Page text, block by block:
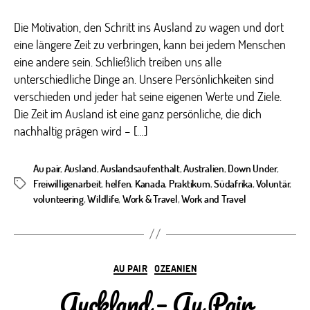
Die Motivation, den Schritt ins Ausland zu wagen und dort
eine längere Zeit zu verbringen, kann bei jedem Menschen
eine andere sein. Schließlich treiben uns alle
unterschiedliche Dinge an. Unsere Persönlichkeiten sind
verschieden und jeder hat seine eigenen Werte und Ziele.
Die Zeit im Ausland ist eine ganz persönliche, die dich
nachhaltig prägen wird – […]
Schlagwörter
Au pair, Ausland,Auslandsaufenthalt,Australien, Down Under,
Freiwilligenarbeit, helfen, Kanada, Praktikum,Südafrika,Voluntär,
volunteering,Wildlife, Work & Travel,Work and Travel
Kategorien
AU PAIR OZEANIEN